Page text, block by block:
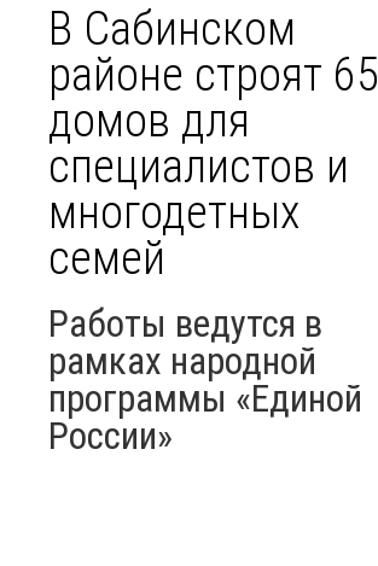
В Сабинском
районе строят 65
домов для
специалистов и
многодетных
семей
Работы ведутся в
рамках народной
программы «Единой
России»